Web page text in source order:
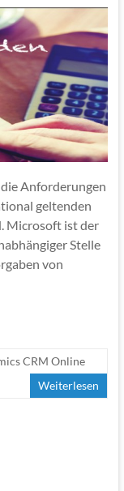
Anforderungen
geltenden
Microsoft ist der
Stelle
von
CRM Online
Weiterlesen